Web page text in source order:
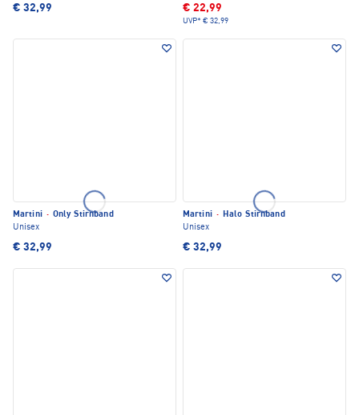
€ 32,99 € 22,99
UVP* € 32,99
Martini · Only Stirnband
Unisex
€ 32,99
Martini · Halo Stirnband
Unisex
€ 32,99